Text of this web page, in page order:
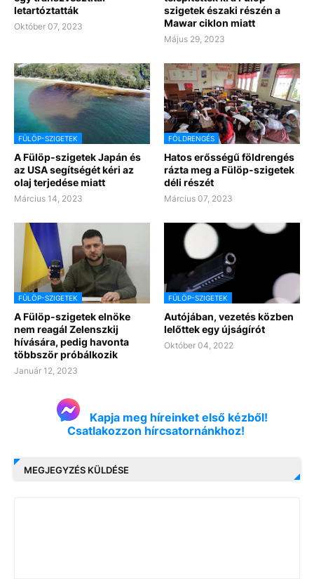
letartóztatták
Október 07, 2023
szigetek északi részén a
Mawar ciklon miatt
Május 29, 2023
FÜLÖP-SZIGETEK
A Fülöp-szigetek Japán és
az USA segítségét kéri az
olaj terjedése miatt
Március 14, 2023
FÖLDRENGÉS
Hatos erősségű földrengés
rázta meg a Fülöp-szigetek
déli részét
Március 07, 2023
FÜLÖP-SZIGETEK
A Fülöp-szigetek elnöke
nem reagál Zelenszkij
hívására, pedig havonta
többször próbálkozik
Január 12, 2023
FÜLÖP-SZIGETEK
Autójában, vezetés közben
lelőttek egy újságírót
Október 04, 2022
Kapja meg híreinket első kézből!
Csatlakozzon hírcsatornánkhoz!
MEGJEGYZÉS KÜLDÉSE